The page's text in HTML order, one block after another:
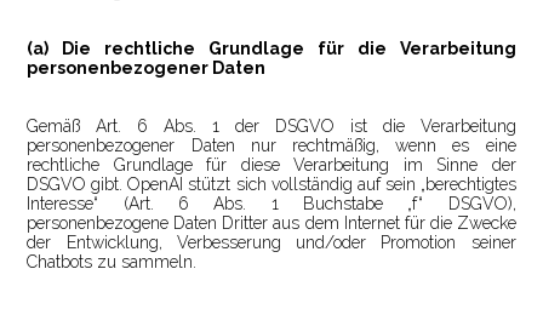
(a) Die rechtliche Grundlage für die Verarbeitung
personenbezogener Daten
Gemäß Art. 6 Abs. 1 der DSGVO ist die Verarbeitung
personenbezogener Daten nur rechtmäßig, wenn es eine
rechtliche Grundlage für diese Verarbeitung im Sinne der
DSGVO gibt. OpenAI stützt sich vollständig auf sein „berechtigtes
Interesse“ (Art. 6 Abs. 1 Buchstabe „f“ DSGVO),
personenbezogene Daten Dritter aus dem Internet für die Zwecke
der Entwicklung, Verbesserung und/oder Promotion seiner
Chatbots zu sammeln.